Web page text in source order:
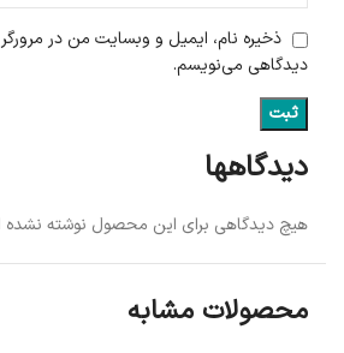
دیدگاهها
هیچ دیدگاهی برای این محصول نوشته
ذخیره نام، ایمیل و وبسایت من در مرورگر
دیدگاهی می‌نویسم.
محصولات مشابه